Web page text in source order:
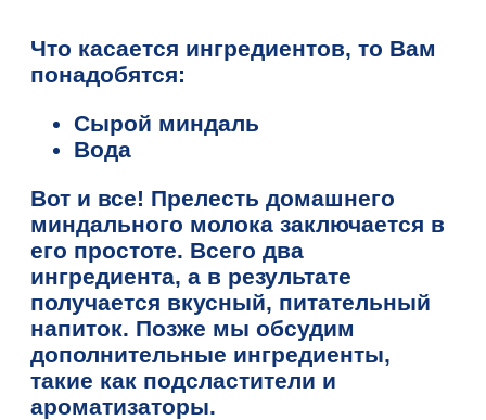
Что касается ингредиентов, то Вам
понадобятся:
Сырой миндаль
Вода
Вот и все! Прелесть домашнего
миндального молока заключается в
его простоте. Всего два
ингредиента, а в результате
получается вкусный, питательный
напиток. Позже мы обсудим
дополнительные ингредиенты,
такие как подсластители и
ароматизаторы.